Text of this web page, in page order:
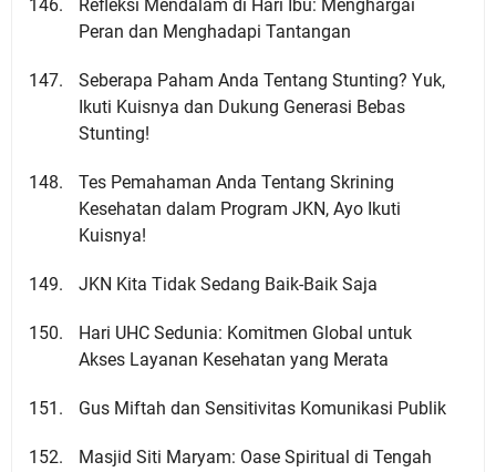
Refleksi Mendalam di Hari Ibu: Menghargai
Peran dan Menghadapi Tantangan
Seberapa Paham Anda Tentang Stunting? Yuk,
Ikuti Kuisnya dan Dukung Generasi Bebas
Stunting!
Tes Pemahaman Anda Tentang Skrining
Kesehatan dalam Program JKN, Ayo Ikuti
Kuisnya!
JKN Kita Tidak Sedang Baik-Baik Saja
Hari UHC Sedunia: Komitmen Global untuk
Akses Layanan Kesehatan yang Merata
Gus Miftah dan Sensitivitas Komunikasi Publik
Masjid Siti Maryam: Oase Spiritual di Tengah